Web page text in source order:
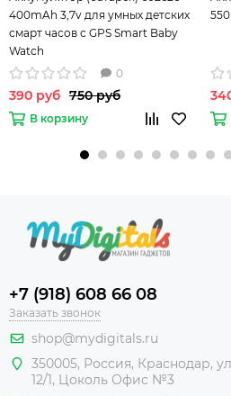
400mAh 3,7v для умных детских
смарт часов с GPS Smart Baby
Watch
Q50/Q60/Q80/Q90/EW100/T58 и
других устройств
0
390 руб 750 руб
В корзину
+7 (918) 608 66 08
Заказать звонок
shop@mydigitals.ru
350005, Россия, Краснодар,
12/1, Цоколь Офис №3